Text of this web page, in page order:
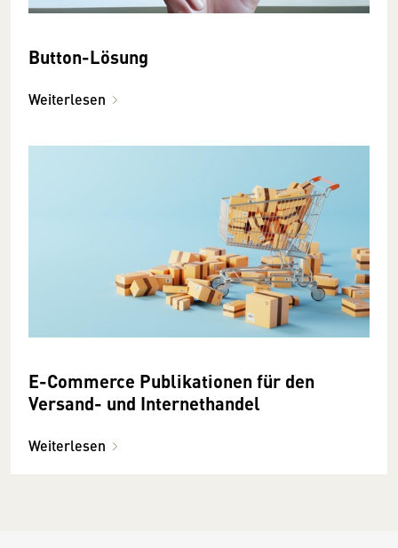
Button-Lösung
Weiterlesen
E-Commerce Publikationen für den
Versand- und Internethandel
Weiterlesen